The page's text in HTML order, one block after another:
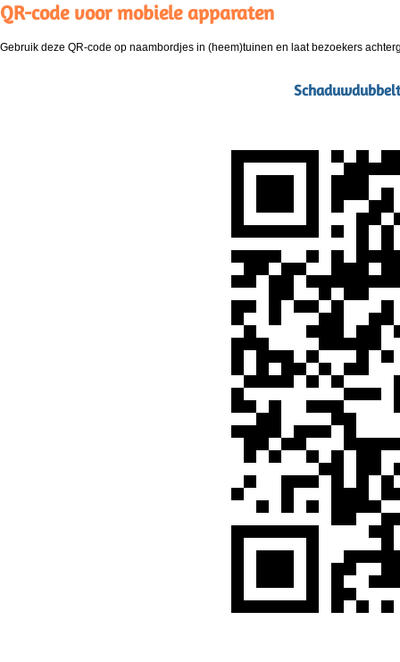
QR-code voor mobiele apparaten
Gebruik deze QR-code op naambordjes in (heem)tuinen en laat bezoekers